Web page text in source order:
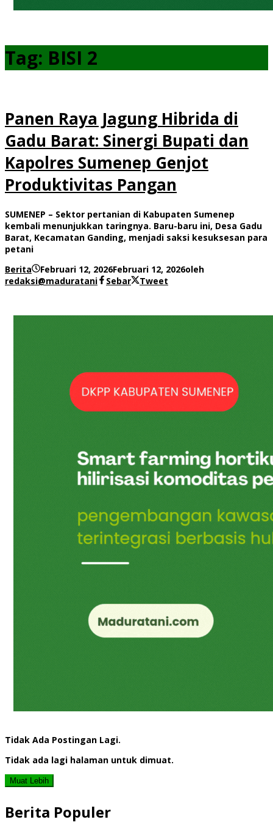
Tag: BISI 2
Panen Raya Jagung Hibrida di
Gadu Barat: Sinergi Bupati dan
Kapolres Sumenep Genjot
Produktivitas Pangan
SUMENEP – Sektor pertanian di Kabupaten Sumenep
kembali menunjukkan taringnya. Baru-baru ini, Desa Gadu
Barat, Kecamatan Ganding, menjadi saksi kesuksesan para
petani
Berita
Februari 12, 2026Februari 12, 2026oleh
redaksi@maduratani
Sebar Tweet
Tidak Ada Postingan Lagi.
Tidak ada lagi halaman untuk dimuat.
Muat Lebih
Berita Populer